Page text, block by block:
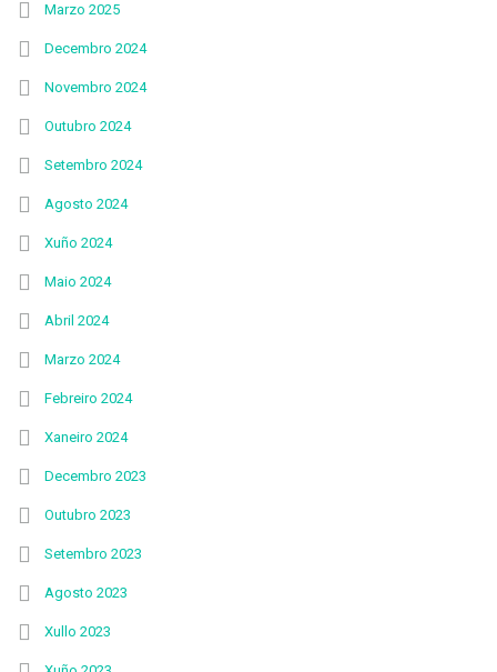
Marzo 2025
Decembro 2024
Novembro 2024
Outubro 2024
Setembro 2024
Agosto 2024
Xuño 2024
Maio 2024
Abril 2024
Marzo 2024
Febreiro 2024
Xaneiro 2024
Decembro 2023
Outubro 2023
Setembro 2023
Agosto 2023
Xullo 2023